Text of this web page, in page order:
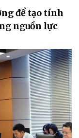
để tạo tính
nguồn lực